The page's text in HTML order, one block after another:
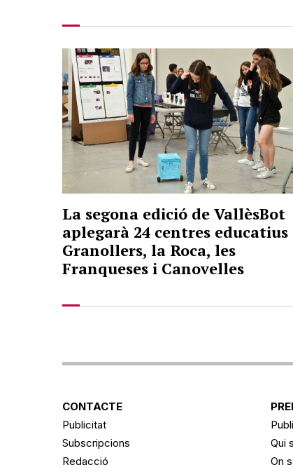
La segona edició de VallèsBot
aplegarà 24 centres educatius
Granollers, la Roca, les
Franqueses i Canovelles
CONTACTE
Publicitat
Subscripcions
Redacció
Qui
On